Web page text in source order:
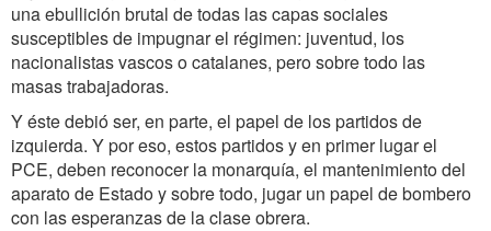
una ebullición brutal de todas las capas sociales
susceptibles de impugnar el régimen: juventud, los
nacionalistas vascos o catalanes, pero sobre todo las
masas trabajadoras.
Y éste debió ser, en parte, el papel de los partidos de
izquierda. Y por eso, estos partidos y en primer lugar el
PCE, deben reconocer la monarquía, el mantenimiento del
aparato de Estado y sobre todo, jugar un papel de bombero
con las esperanzas de la clase obrera.